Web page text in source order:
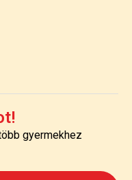
gyermekhez